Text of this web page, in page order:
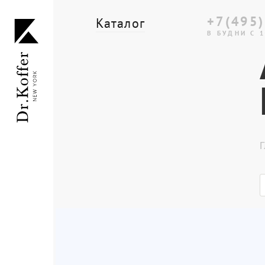
Каталог
В БУДНИ С
Дорожная коллекция